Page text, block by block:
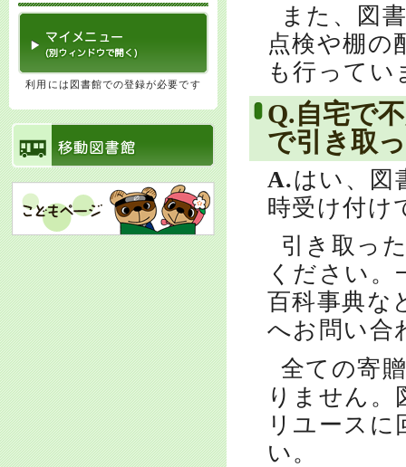
利用には図書館での登録が必要です
また、図
点検や棚の
も行ってい
Q.自宅で
で引き取
A.はい、図
時受け付け
引き取っ
ください
百科事典な
へお問い合
全ての寄
りません。
リユース
い。